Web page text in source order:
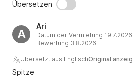
Übersetzen
A
Ari
Datum der Vermietung
Bewertung 3.8.2026
Übersetzt aus EnglischOriginal
Spitze